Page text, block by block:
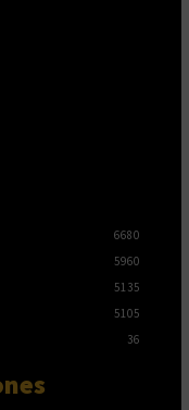
6680
5960
5135
5105
36